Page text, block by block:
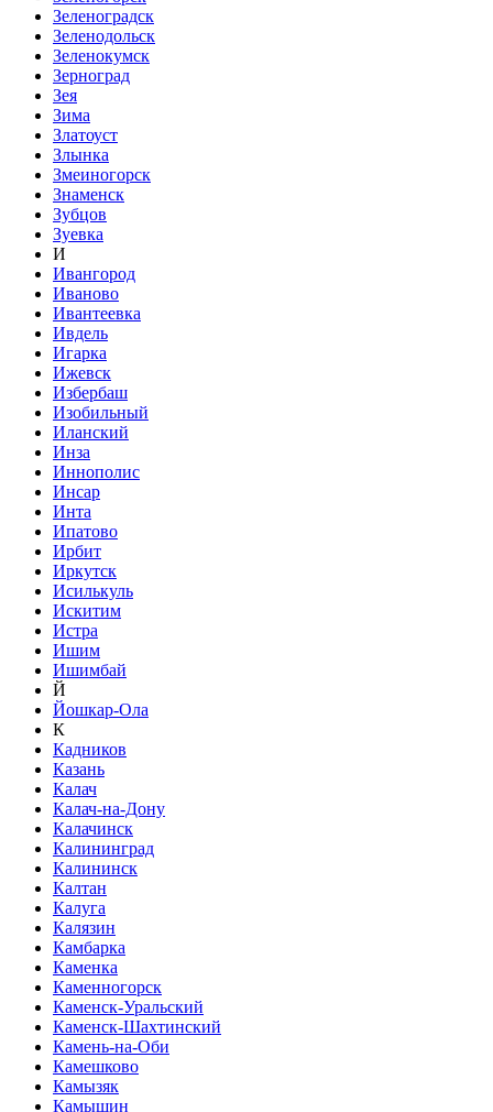
Зеленоградск
Зеленодольск
Зеленокумск
Зерноград
Зея
Зима
Златоуст
Злынка
Змеиногорск
Знаменск
Зубцов
Зуевка
И
Ивангород
Иваново
Ивантеевка
Ивдель
Игарка
Ижевск
Избербаш
Изобильный
Иланский
Инза
Иннополис
Инсар
Инта
Ипатово
Ирбит
Иркутск
Исилькуль
Искитим
Истра
Ишим
Ишимбай
Й
Йошкар-Ола
К
Кадников
Казань
Калач
Калач-на-Дону
Калачинск
Калининград
Калининск
Калтан
Калуга
Калязин
Камбарка
Каменка
Каменногорск
Каменск-Уральский
Каменск-Шахтинский
Камень-на-Оби
Камешково
Камызяк
Камышин